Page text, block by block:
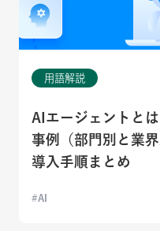
用語解説
AIエージェントと
事例（部門別と業
導入手順まとめ
AI